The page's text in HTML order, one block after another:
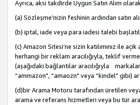
Ayrıca, aksi takdirde Uygun Satın Alım
(a) Sözleşme’nizin feshinin ardından satın
(b) iptal, iade veya para iadesi talebi
(c) Amazon Sitesi’ne sizin katılımınız ile
herhangi bir reklam aracılığıyla, teklif
(aşağıdaki bağlantılar aracılığıyla
“ammazon", “amaozn" veya “kindel" gibi)
(d)bir Arama Motoru tarafından üretilen
arama ve referans hizmetleri veya bu tür